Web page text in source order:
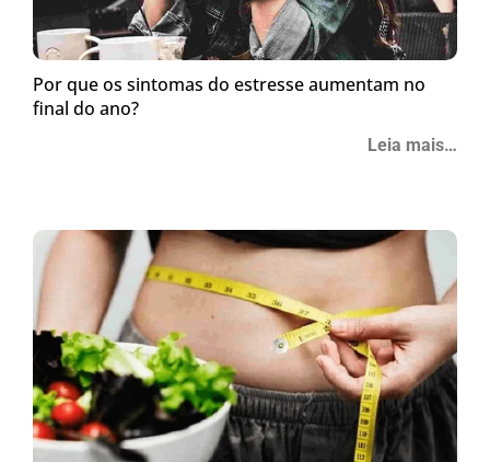
Por que os sintomas do estresse aumentam no
final do ano?
Leia mais…